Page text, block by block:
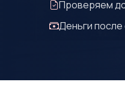
Проверяем
Деньги после